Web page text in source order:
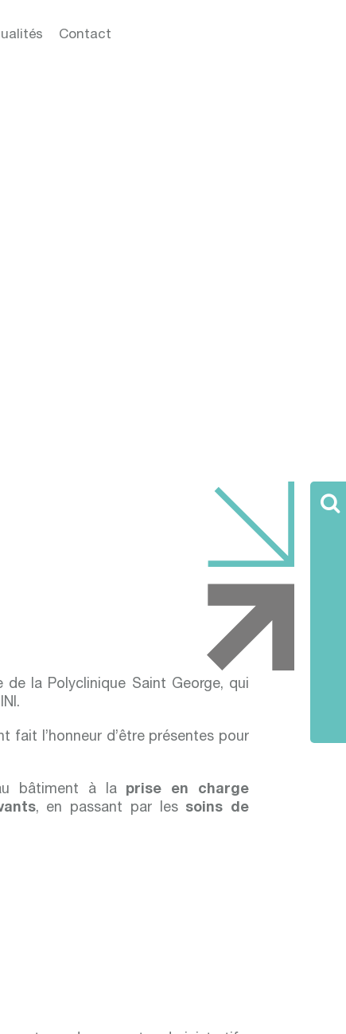
Contact
la Polyclinique Saint George, qui
fait l’honneur d’être présentes pour
bâtiment à la prise en charge
, en passant par les soins de